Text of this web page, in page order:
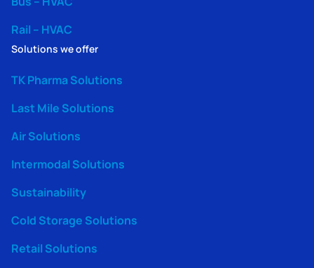
Rail – HVAC
Solutions we offer
TK Pharma Solutions
Last Mile Solutions
Air Solutions
Intermodal Solutions
Sustainability
Cold Storage Solutions
Retail Solutions